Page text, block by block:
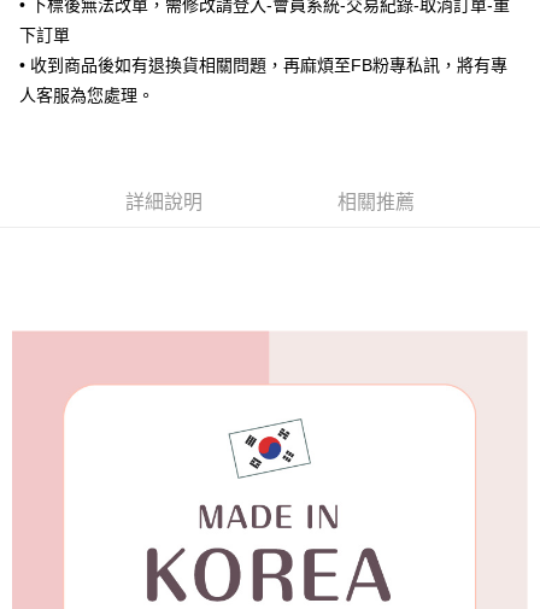
每筆NT$65，滿NT$688(含以上)免運費
付款後全家取貨
每筆NT$65，滿NT$688(含以上)免運費
宅配(外島)
每筆NT$125，滿NT$1,500(含以上)免運費
• 下標後無法改單，需修改請登入-會員系統-交易紀錄-取消訂單-重
下訂單
• 收到商品後如有退換貨相關問題，再麻煩至FB粉專私訊，將有專
人客服為您處理。
詳細說明 相關推薦